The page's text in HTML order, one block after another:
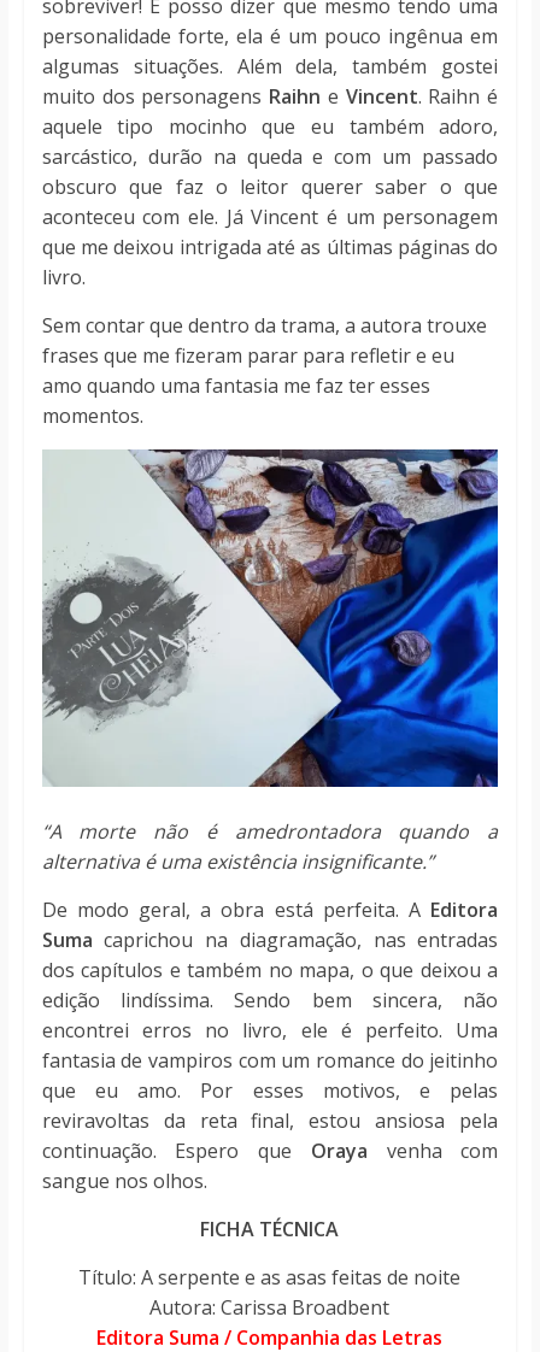
sobreviver! E posso dizer que mesmo tendo uma
personalidade forte, ela é um pouco ingênua em
algumas situações. Além dela, também gostei
muito dos personagens Raihn e Vincent. Raihn é
aquele tipo mocinho que eu também adoro,
sarcástico, durão na queda e com um passado
obscuro que faz o leitor querer saber o que
aconteceu com ele. Já Vincent é um personagem
que me deixou intrigada até as últimas páginas do
livro.
Sem contar que dentro da trama, a autora trouxe
frases que me fizeram parar para refletir e eu
amo quando uma fantasia me faz ter esses
momentos.
“A morte não é amedrontadora quando a
alternativa é uma existência insignificante.”
De modo geral, a obra está perfeita. A Editora
Suma caprichou na diagramação, nas entradas
dos capítulos e também no mapa, o que deixou a
edição lindíssima. Sendo bem sincera, não
encontrei erros no livro, ele é perfeito. Uma
fantasia de vampiros com um romance do jeitinho
que eu amo. Por esses motivos, e pelas
reviravoltas da reta final, estou ansiosa pela
continuação. Espero que Oraya venha com
sangue nos olhos.
FICHA TÉCNICA
Título: A serpente e as asas feitas de noite
Autora: Carissa Broadbent
Editora Suma / Companhia das Letras